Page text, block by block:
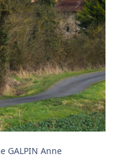
GALPIN Anne